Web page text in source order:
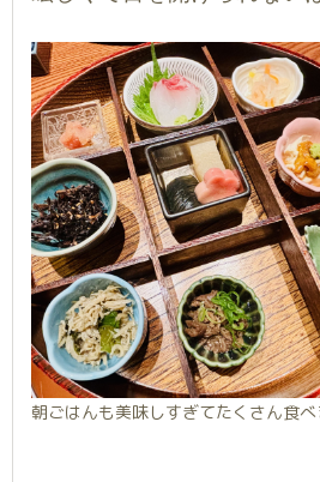
朝ごはんも美味しすぎてたくさん食